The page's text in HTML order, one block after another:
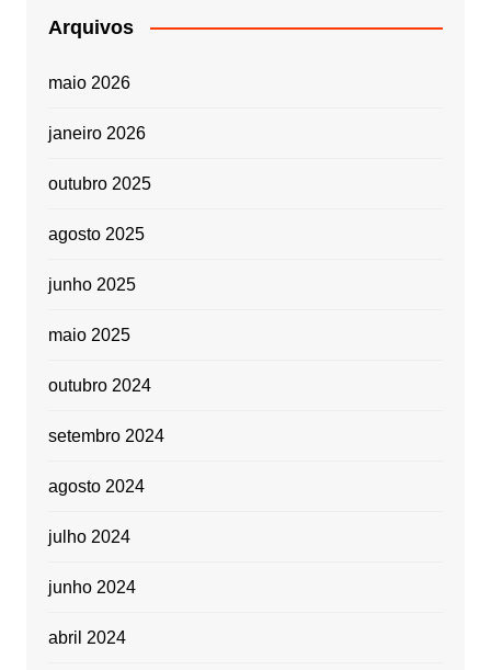
Arquivos
maio 2026
janeiro 2026
outubro 2025
agosto 2025
junho 2025
maio 2025
outubro 2024
setembro 2024
agosto 2024
julho 2024
junho 2024
abril 2024